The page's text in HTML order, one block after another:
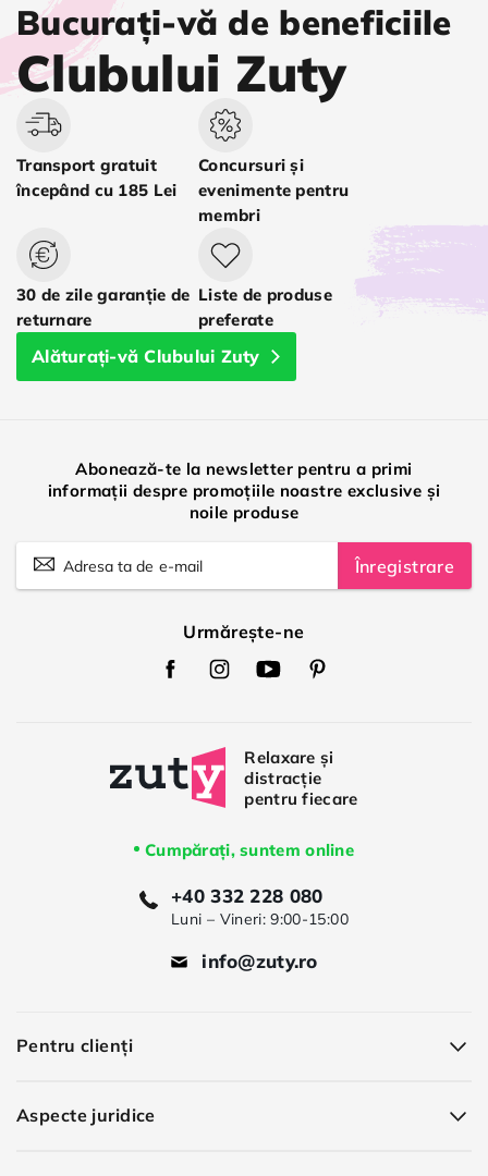
Bucurați-vă de beneficiile
Clubului Zuty
Transport gratuit
începând cu 185 Lei
Concursuri și
evenimente pentru
membri
30 de zile garanție de
returnare
Liste de produse
preferate
Alăturați-vă Clubului Zuty
Abonează-te la newsletter pentru a primi
informații despre promoțiile noastre exclusive și
noile produse
Înregistrare
Urmărește-ne
Zuty
Facebook
Zuty
Instagram
Zuty
Youtube
Zuty
Pinterest
Cumpărați, suntem online
+40 332 228 080
Luni – Vineri: 9:00-15:00
info@zuty.ro
Pentru clienți
Aspecte juridice